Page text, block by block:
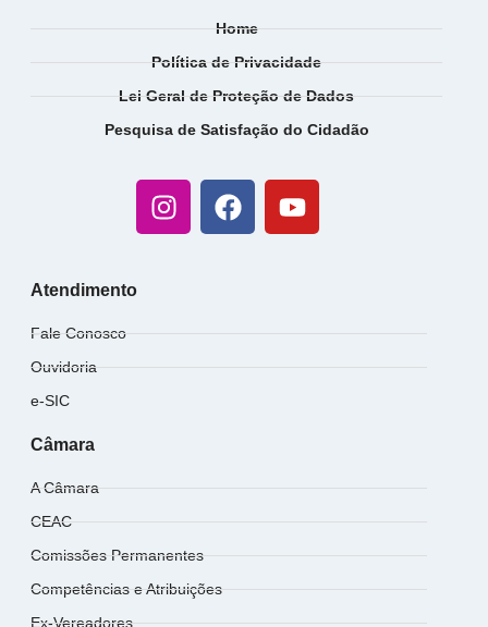
Home
Política de Privacidade
Lei Geral de Proteção de Dados
Pesquisa de Satisfação do Cidadão
Atendimento
Fale Conosco
Ouvidoria
e-SIC
Câmara
A Câmara
CEAC
Comissões Permanentes
Competências e Atribuições
Ex-Vereadores